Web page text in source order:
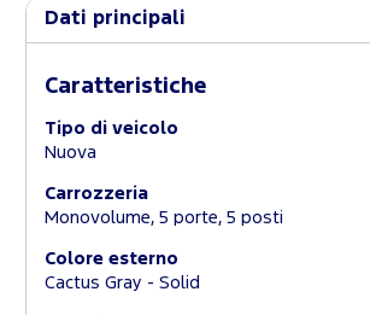
Dati principali
Caratteristiche
Tipo di veicolo
Nuova
Carrozzeria
Monovolume, 5 porte, 5 posti
Colore esterno
Cactus Gray - Solid